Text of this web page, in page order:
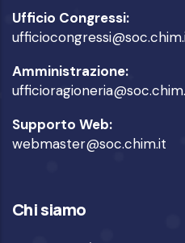
Ufficio Congressi:
Amministrazione:
Supporto Web:
webmaster@soc.chim.it
Chi siamo